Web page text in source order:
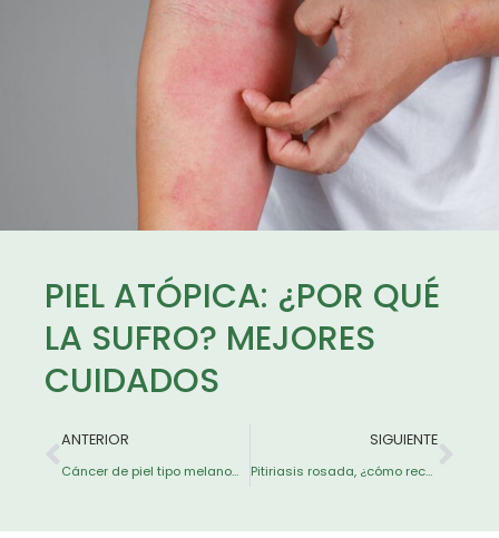
PIEL ATÓPICA: ¿POR QUÉ
LA SUFRO? MEJORES
CUIDADOS
ANTERIOR
Cáncer de piel tipo melanoma: Causas, señales, tratamientos y consejos para prevenirlo
SIGUIENTE
Pitiriasis rosada, ¿cómo reconocerla y tratarla?